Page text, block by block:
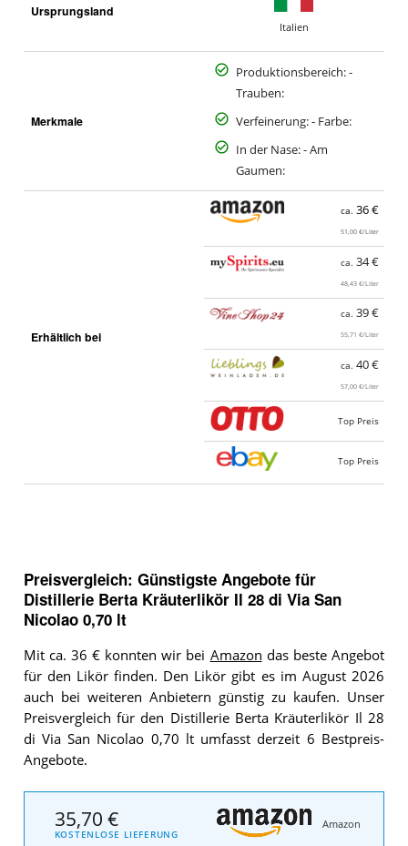
Ursprungsland
Italien
Merkmale
Produktionsbereich: -
Trauben:
Verfeinerung: - Farbe:
In der Nase: - Am
Gaumen:
Erhältlich bei
ca. 36 €
51,00 €/Liter
ca. 34 €
48,43 €/Liter
ca. 39 €
55,71 €/Liter
ca. 40 €
57,00 €/Liter
Top Preis
Top Preis
Preisvergleich: Günstigste Angebote für
Distillerie Berta Kräuterlikör Il 28 di Via San
Nicolao 0,70 lt
Mit ca. 36 € konnten wir bei Amazon das beste Angebot
für den Likör finden. Den Likör gibt es im August 2026
auch bei weiteren Anbietern günstig zu kaufen. Unser
Preisvergleich für den Distillerie Berta Kräuterlikör Il 28
di Via San Nicolao 0,70 lt umfasst derzeit 6 Bestpreis-
Angebote.
35,70 €
KOSTENLOSE LIEFERUNG
Amazon